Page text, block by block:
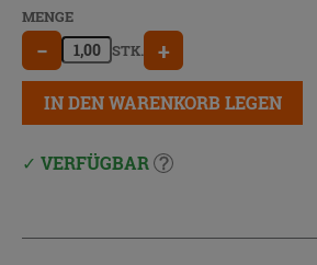
MENGE
− STK. +
IN DEN WARENKORB LEGEN
VERFÜGBAR